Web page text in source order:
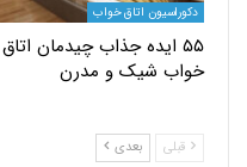
اتاق خواب
ایده جذاب چیدمان اتاق
شیک و مدرن
بعدی